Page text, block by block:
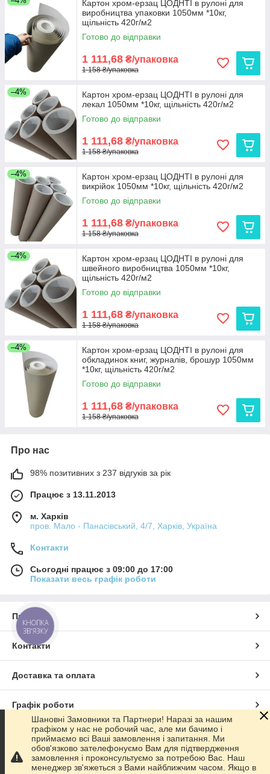
Картон хром-ерзац ЦОДНТІ в рулоні для
виробництва упаковки 1050мм *10кг,
щільність 420г/м2
Готово до відправки
1 111,68 ₴/упаковка
1 158 ₴/упаковка
–4%
Картон хром-ерзац ЦОДНТІ в рулоні для
лекал 1050мм *10кг, щільність 420г/м2
Готово до відправки
1 111,68 ₴/упаковка
1 158 ₴/упаковка
–4%
Картон хром-ерзац ЦОДНТІ в рулоні для
викрійок 1050мм *10кг, щільність 420г/м2
Готово до відправки
1 111,68 ₴/упаковка
1 158 ₴/упаковка
–4%
Картон хром-ерзац ЦОДНТІ в рулоні для
швейного виробництва 1050мм *10кг,
щільність 420г/м2
Готово до відправки
1 111,68 ₴/упаковка
1 158 ₴/упаковка
–4%
Картон хром-ерзац ЦОДНТІ в рулоні для
обкладинок книг, журналів, брошур 1050мм
*10кг, щільність 420г/м2
Готово до відправки
1 111,68 ₴/упаковка
1 158 ₴/упаковка
Про нас
98% позитивних з 237 відгуків за рік
Працює з 13.11.2013
м. Харків
пров. Мало - Панасівський, 4/7, Харків, Україна
Контакти
Сьогодні працює з 09:00 до 17:00
Показати весь графік роботи
Про нас
Контакти
Доставка та оплата
Графік роботи
Повна версія сайту
Сайт створено на маркетплейсіProm.ua
Шановні Замовники та Партнери! Наразі за нашим
графіком у нас не робочий час, але ми бачимо і
приймаємо всі Ваші замовлення і запитання. Ми
обов'язково зателефонуємо Вам для підтвердження
замовлення і проконсультуємо за потребою Вас. Наш
менеджер зв'яжеться з Вами найближчим часом. Якщо в
КНОПКА
ЗВ'ЯЗКУ